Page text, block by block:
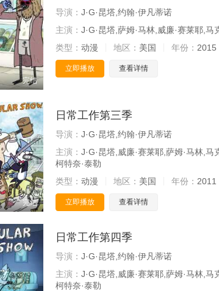
完结
导演： J·G·昆塔,约翰·伊凡蒂诺
主演： J·G·昆塔,萨姆·马林,威廉·赛莱耶,
类型： 动漫 地区： 美国 年份： 2015
立即播放 查看详情
完结
日常工作第三季
导演： J·G·昆塔,约翰·伊凡蒂诺
主演： J·G·昆塔,威廉·赛莱耶,萨姆·马林,
柯特奈·泰勒
类型： 动漫 地区： 美国 年份： 2011
立即播放 查看详情
日常工作第四季
导演： J·G·昆塔,约翰·伊凡蒂诺
主演： J·G·昆塔,威廉·赛莱耶,萨姆·马林,
柯特奈·泰勒